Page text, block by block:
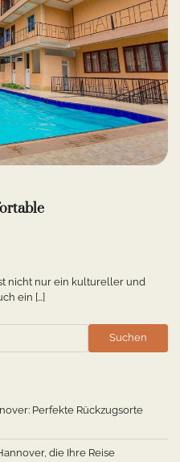
nicht nur ein kultureller und
ein […]
Suchen
Perfekte Rückzugsorte
die Ihre Reise